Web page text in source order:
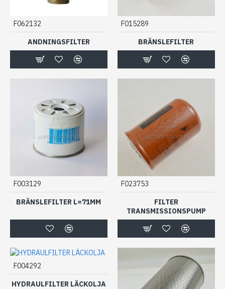
F062132
ANDNINGSFILTER
F015289
BRÄNSLEFILTER
F003129
BRÄNSLEFILTER L=71MM
F023753
FILTER
TRANSMISSIONSPUMP
F004292
HYDRAULFILTER LÄCKOLJA